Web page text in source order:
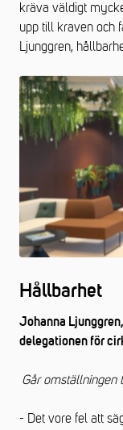
kräva väldigt
upp till kraven och
Ljunggren,
Hållbarhet
Johanna
delegationen för
Går omställningen
- Det vore fel att